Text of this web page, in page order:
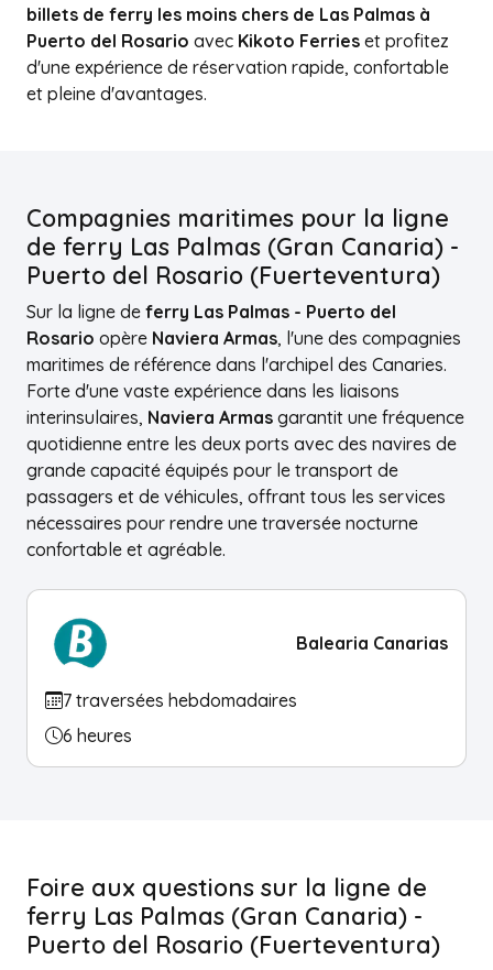
billets de ferry les moins chers de Las Palmas à
Puerto del Rosario avec Kikoto Ferries et profitez
d'une expérience de réservation rapide, confortable
et pleine d'avantages.
Compagnies maritimes pour la ligne
de ferry Las Palmas (Gran Canaria) -
Puerto del Rosario (Fuerteventura)
Sur la ligne de ferry Las Palmas - Puerto del
Rosario opère Naviera Armas, l'une des compagnies
maritimes de référence dans l'archipel des Canaries.
Forte d'une vaste expérience dans les liaisons
interinsulaires, Naviera Armas garantit une fréquence
quotidienne entre les deux ports avec des navires de
grande capacité équipés pour le transport de
passagers et de véhicules, offrant tous les services
nécessaires pour rendre une traversée nocturne
confortable et agréable.
Balearia Canarias
7 traversées hebdomadaires
6 heures
Foire aux questions sur la ligne de
ferry Las Palmas (Gran Canaria) -
Puerto del Rosario (Fuerteventura)